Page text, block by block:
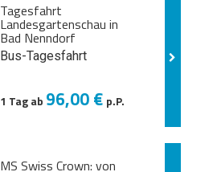
Tagesfahrt
Landesgartenschau in
Bad Nenndorf
Bus-Tagesfahrt
1 Tag ab 96,00 € p.P.
MS Swiss Crown: von